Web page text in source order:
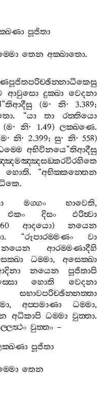
පූජිතා
තෙන අක‍්ඛාතො.
ආවුසො දුක‍්ඛා වෙදනා
”තිආදීසු (ම· නි· 3.389;
. “යා තා
රත‍්තියො
(ම·නි· 1.49)ලක‍්ඛණෙ.
ම·නි· 2.399;සු· නි· 558)
අභිවිනයෙ”තිආදීසු
හොති. “අභික‍්කන‍්තෙන
.
මග‍්ගං භාවෙති,
එකං දිසං
ඵරිත්‍වා
ආදයො)නයෙන
. “රූපාරම‍්මණං
වා
නයෙන
ආරම‍්මණාදීහි
ධම‍්මා, අසෙක‍්ඛා
නයෙන
පූජිතාපි
හොති
වෙදනා
සභාවපරිච‍්ඡින‍්නත‍්තා
,අප‍්පමාණා ධම‍්මා,
අධිකාපි ධම‍්මා වුත‍්තා.
වුත‍්තං –
පූජිතා
තෙන